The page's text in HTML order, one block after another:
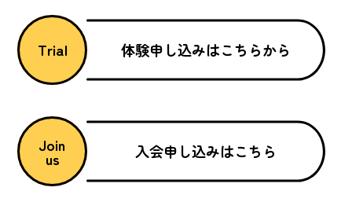
Trial 体験申し込みはこちらから
Join
us 入会申し込みはこちら